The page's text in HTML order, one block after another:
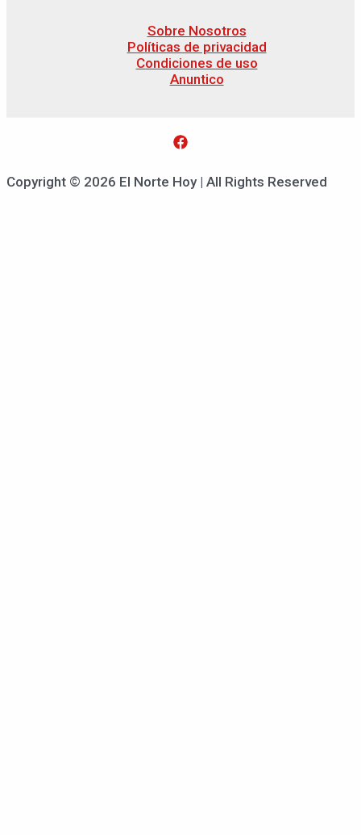
Sobre Nosotros
Políticas de privacidad
Condiciones de uso
Anuntico
Copyright © 2026 El Norte Hoy | All Rights Reserved